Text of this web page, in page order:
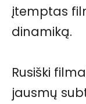
įtemptas
dinamiką.
Rusiški
jausmų